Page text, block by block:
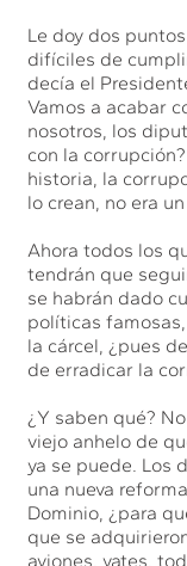
Le doy dos
difíciles de
decía el
Vamos a acabar
nosotros, los
con la
historia, la
lo crean, no era
Ahora todos los
tendrán que
se habrán dado
políticas
la cárcel, ¿pues
de erradicar la
¿Y saben qué?
viejo anhelo de
ya se puede. Los
una nueva
Dominio, ¿para
que se
aviones, yates,